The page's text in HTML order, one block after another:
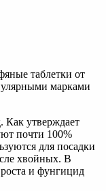
таблетки от
марками
Как утверждает
почти 100%
для посадки
хвойных. В
роста и фунгицид